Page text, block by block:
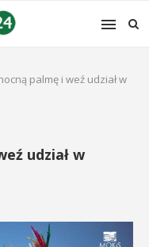
palmę i weź udział w
udział w